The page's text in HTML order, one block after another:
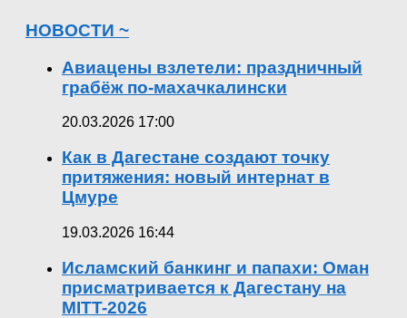
НОВОСТИ ~
Авиацены взлетели: праздничный
грабёж по-махачкалински
20.03.2026 17:00
Как в Дагестане создают точку
притяжения: новый интернат в
Цмуре
19.03.2026 16:44
Исламский банкинг и папахи: Оман
присматривается к Дагестану на
MITT-2026